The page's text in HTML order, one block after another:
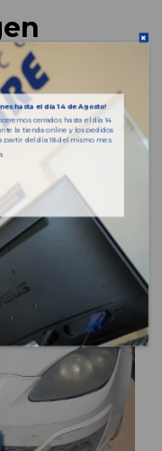
hasta el día 14 de Agosto!
cerrados hasta el día 14
la tienda online y los pedidos
partir del día 18 del mismo mes.